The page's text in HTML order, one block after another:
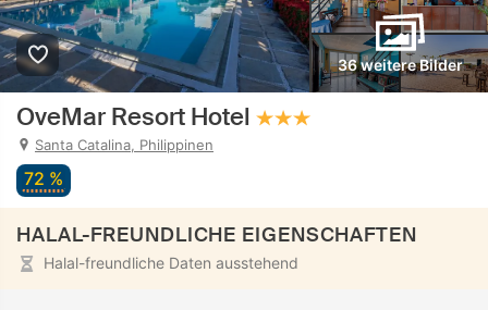
36 weitere Bilder
OveMar Resort Hotel
Santa Catalina, Philippinen
72 %
HALAL-FREUNDLICHE EIGENSCHAFTEN
Halal-freundliche Daten ausstehend